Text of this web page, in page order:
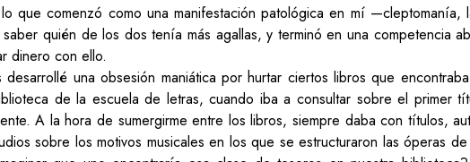
que comenzó como una manifestación patológica en mí —cleptomanía,
quién de los dos tenía más agallas, y terminó en una competencia
dinero con ello.
una obsesión maniática por hurtar ciertos libros que
de la escuela de letras, cuando iba a consultar sobre el primer
A la hora de sumergirme entre los libros, siempre daba con títulos,
sobre los motivos musicales en los que se estructuraron las óperas